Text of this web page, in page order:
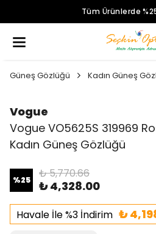
Tüm Ürünlerde
Güneş Gözlüğü Kadın Güneş
Vogue
Vogue VO5625S 319969
Kadın Güneş Gözlüğü
%25 ₺ 5,770.66
₺ 4,328.00
Havale İle %3 İndirim ₺